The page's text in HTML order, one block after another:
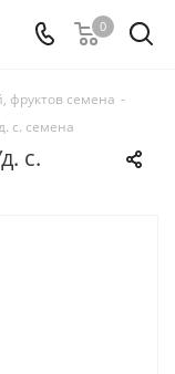
0
фруктов семена -
с. семена
с.